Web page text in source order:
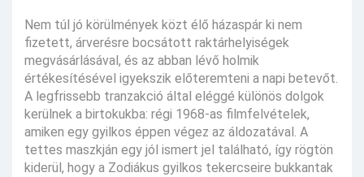
Nem túl jó körülmények közt élő házaspár ki nem
fizetett, árverésre bocsátott raktárhelyiségek
megvásárlásával, és az abban lévő holmik
értékesítésével igyekszik előteremteni a napi betevőt.
A legfrissebb tranzakció által eléggé különös dolgok
kerülnek a birtokukba: régi 1968-as filmfelvételek,
amiken egy gyilkos éppen végez az áldozatával. A
tettes maszkján egy jól ismert jel található, így rögtön
kiderül, hogy a Zodiákus gyilkos tekercseire bukkantak